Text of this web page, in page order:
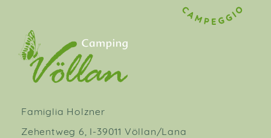
Famiglia Holzner
Zehentweg 6, I-39011 Völlan/Lana